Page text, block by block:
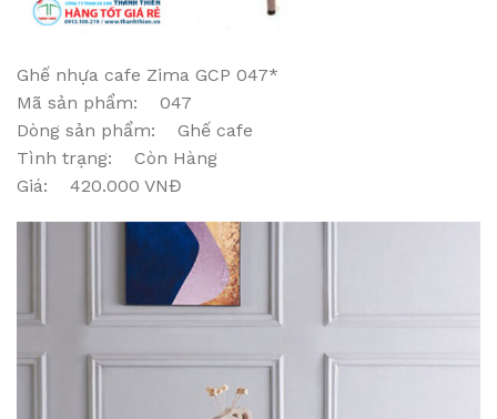
Ghế nhựa cafe Zima GCP 047*
Mã sản phẩm: 047
Dòng sản phẩm: Ghế cafe
Tình trạng: Còn Hàng
Giá: 420.000 VNĐ